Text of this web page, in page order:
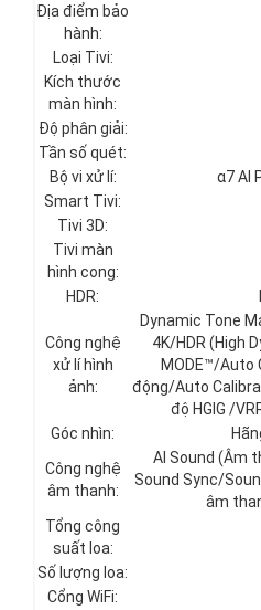
Địa điểm bảo
hành:
Loại Tivi:
Kích thước
màn hình:
Độ phân giải:
Tần số quét:
Bộ vi xử lí:
α7 AI
Smart Tivi:
Tivi 3D:
Tivi màn
hình cong:
HDR:
Công nghệ
xử lí hình
ảnh:
Dynamic Tone
4K/HDR (High
MODE™/Auto
động/Auto
độ HGIG /
Góc nhìn:
Công nghệ
âm thanh:
AI Sound (Âm
Sound Sync/
âm
Tổng công
suất loa:
Số lượng loa:
Cổng WiFi: